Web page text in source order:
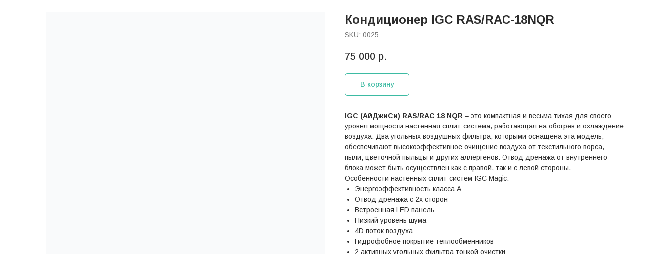
Кондиционер IGC RAS/RAC-18NQR
SKU: 0025
75 000 р.
В корзину
IGC (АйДжиСи) RAS/RAC 18 NQR – это компактная и весьма тихая для своего
уровня мощности настенная сплит-система, работающая на обогрев и охлаждение
воздуха. Два угольных воздушных фильтра, которыми оснащена эта модель,
обеспечивают высокоэффективное очищение воздуха от текстильного ворса,
пыли, цветочной пыльцы и других аллергенов. Отвод дренажа от внутреннего
блока может быть осуществлен как с правой, так и с левой стороны.
Особенности настенных сплит-систем IGC Magic:
Энергоэффективность класса А
Отвод дренажа с 2х сторон
Встроенная LED панель
Низкий уровень шума
4D поток воздуха
Гидрофобное покрытие теплообменников
2 активных угольных фильтра тонкой очистки